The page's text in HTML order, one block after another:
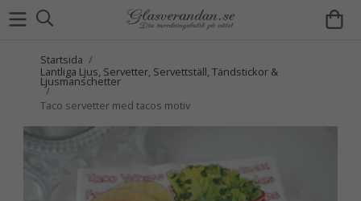
Startsida /
Lantliga Ljus, Servetter, Servettställ, Tändstickor &
Ljusmanschetter
/
Taco servetter med tacos motiv